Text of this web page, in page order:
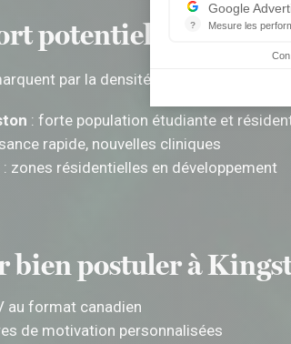
?
Google
Mesure les
potentiel d’emploi
par la densité de cliniques et la
: forte population étudiante et
rapide, nouvelles cliniques
: zones résidentielles en développement
bien postuler à
au format canadien
de motivation personnalisées